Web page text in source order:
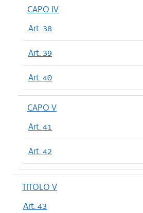
CAPO IV
Art. 38
Art. 39
Art. 40
CAPO V
Art. 41
Art. 42
TITOLO V
Art. 43